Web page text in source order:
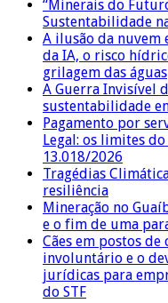
“Minerais do
Sustentabilidade
A ilusão da nuvem
da IA, o risco
grilagem das águas
A Guerra Invisível
sustentabilidade
Pagamento por
Legal: os limites
13.018/2026
Tragédias
resiliência
Mineração no
e o fim de uma
Cães em postos
involuntário e o
jurídicas para
do STF